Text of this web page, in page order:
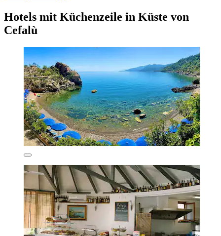
Hotels mit Küchenzeile in Küste von
Cefalù